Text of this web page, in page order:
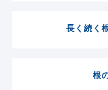
長く続く
根